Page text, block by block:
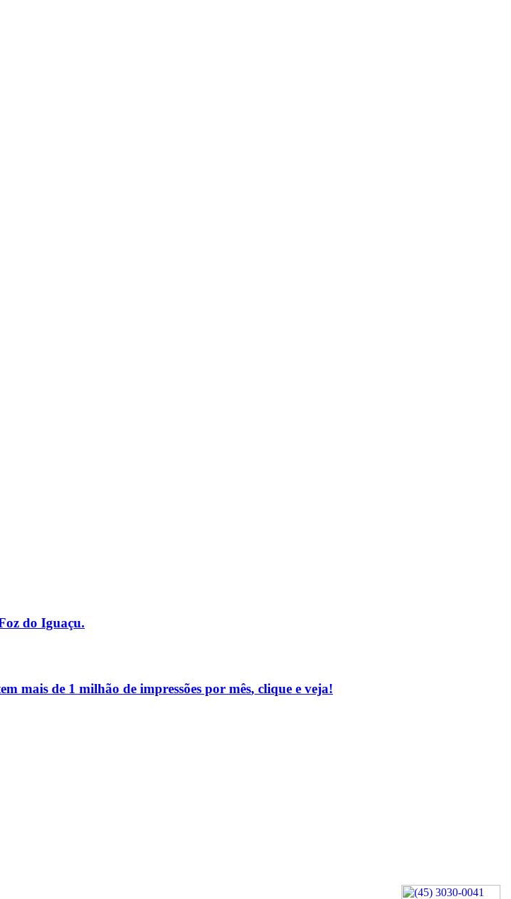
do Iguaçu.
mais de 1 milhão de impressões por mês, clique e veja!